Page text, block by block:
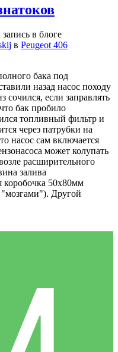
в блоге
в Peugeot 406
бака под
назад насос походу
сочился, если заправлять
бак пробило
топливный фильтр и
через патрубки на
насос сам включается
может колупать
расширительного
залива
коробочка 50х80мм
"мозгами"). Другой